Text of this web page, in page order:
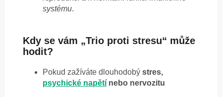
systému.
Kdy se vám „Trio proti stresu“ může
hodit?
Pokud zažíváte dlouhodobý stres,
psychické napětí nebo nervozitu